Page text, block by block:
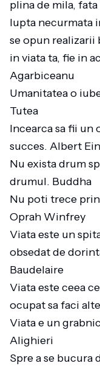
plina de mila,
lupta necurmata
se opun
in viata ta, fie in
Agarbiceanu
Umanitatea o
Tutea
Incearca sa fii un
succes. Albert
Nu exista drum
drumul. Buddha
Nu poti trece
Oprah Winfrey
Viata este un
obsedat de
Baudelaire
Viata este ceea
ocupat sa faci
Viata e un
Alighieri
Spre a se bucura